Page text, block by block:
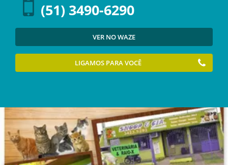
(51) 3490-6290
VER NO WAZE
LIGAMOS PARA VOCÊ